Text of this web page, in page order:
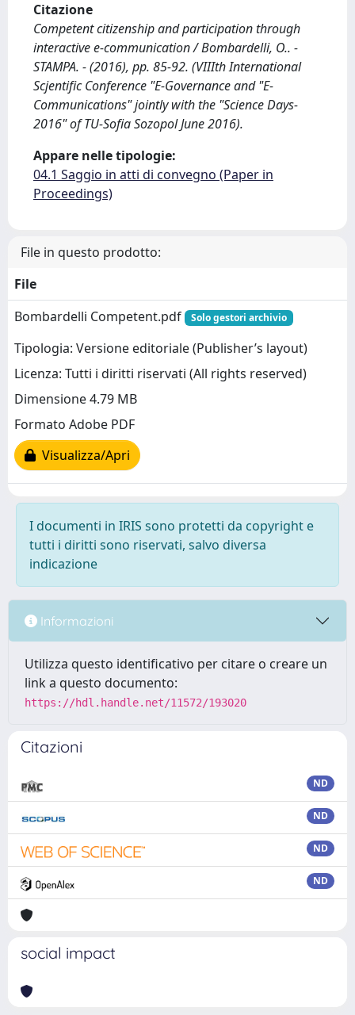
Citazione
Competent citizenship and participation through
interactive e-communication / Bombardelli, O.. -
STAMPA. - (2016), pp. 85-92. (VIIIth International
Scjentific Conference "E-Governance and "E-
Communications" jointly with the "Science Days-
2016" of TU-Sofia Sozopol June 2016).
Appare nelle tipologie:
04.1 Saggio in atti di convegno (Paper in
Proceedings)
File in questo prodotto:
File
Bombardelli Competent.pdf
Solo gestori archivio
Tipologia: Versione editoriale (Publisher’s layout)
Licenza: Tutti i diritti riservati (All rights reserved)
Dimensione 4.79 MB
Formato Adobe PDF
Visualizza/Apri
I documenti in IRIS sono protetti da copyright e
tutti i diritti sono riservati, salvo diversa
indicazione
Informazioni
Utilizza questo identificativo per citare o creare un
link a questo documento:
https://hdl.handle.net/11572/193020
Citazioni
ND
ND
ND
ND
social impact